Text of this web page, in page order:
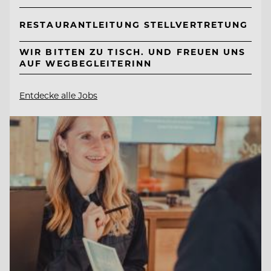
RESTAURANTLEITUNG STELLVERTRETUNG
WIR BITTEN ZU TISCH. UND FREUEN UNS
AUF WEGBEGLEITERINN
Entdecke alle Jobs